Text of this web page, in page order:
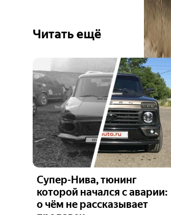
Читать ещё
Супер-Нива, тюнинг
которой начался с аварии:
о чём не рассказывает